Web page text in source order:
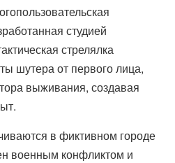
студией
стрелялка
шутера от первого лица,
выживания, создавая
в фиктивном городе
военным конфликтом и